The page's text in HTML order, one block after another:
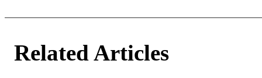
Related Articles